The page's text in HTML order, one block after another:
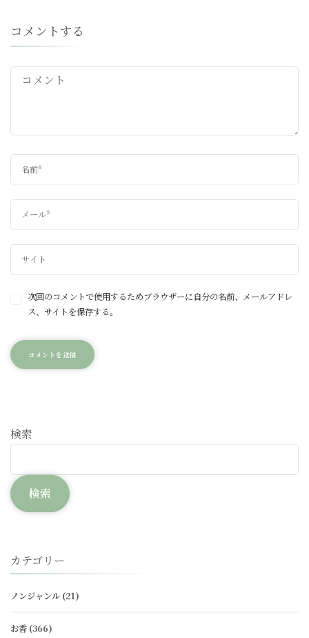
コメントする
次回のコメントで使用するためブラウザーに自分の名前、メールアドレ
ス、サイトを保存する。
検索
検索
カテゴリー
ノンジャンル (21)
お香 (366)